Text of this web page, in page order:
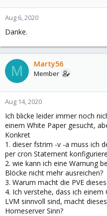
Aug 6, 2020
Danke.
M Marty56
Member
Aug 14, 2020
Ich blicke leider immer noch
einem White Paper gesucht,
Konkret
1. dieser fstrim -v -a muss ich
per cron Statement
2. wie kann ich eine Warnung
Blöcke nicht mehr ausreichen?
3. Warum macht die PVE
4. Ich verstehe, dass ich
LVM sinnvoll sind, macht
Homeserver Sinn?